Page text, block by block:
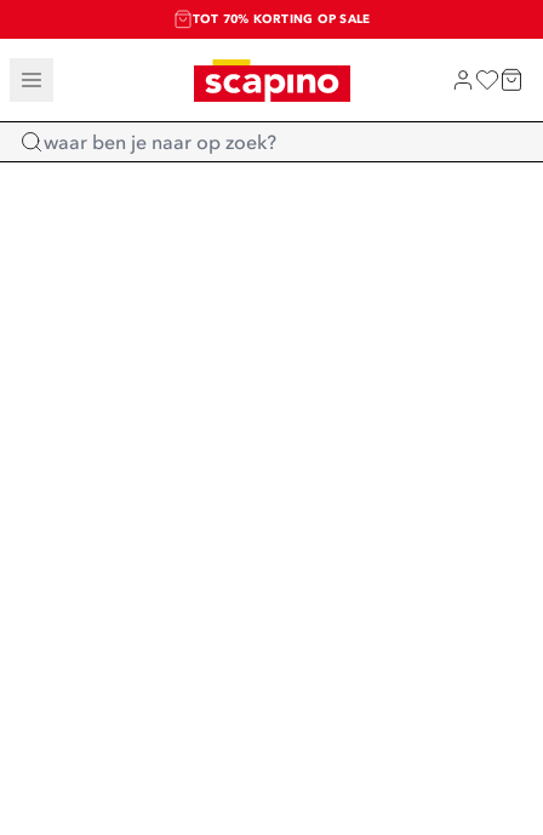
TOT 70% KORTING OP SALE
SALE: LAATSTE KANS!
SHOP NIEUW
Home